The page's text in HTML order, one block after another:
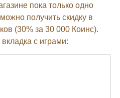
пока только одно
получить скидку в
(30% за 30 000 Коинс).
с играми: